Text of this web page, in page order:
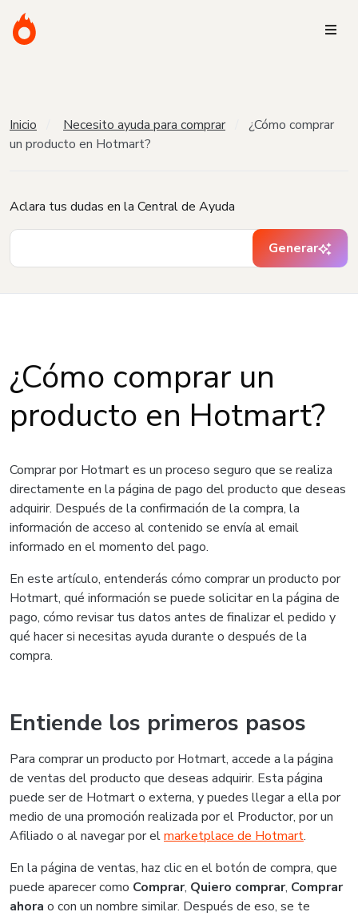
Inicio Necesito ayuda para comprar
¿Cómo comprar
un producto en Hotmart?
Aclara tus dudas en la Central de Ayuda
Generar
¿Cómo comprar un
producto en Hotmart?
Comprar por Hotmart es un proceso seguro que se realiza
directamente en la página de pago del producto que deseas
adquirir. Después de la confirmación de la compra, la
información de acceso al contenido se envía al email
informado en el momento del pago.
En este artículo, entenderás cómo comprar un producto por
Hotmart, qué información se puede solicitar en la página de
pago, cómo revisar tus datos antes de finalizar el pedido y
qué hacer si necesitas ayuda durante o después de la
compra.
Entiende los primeros pasos
Para comprar un producto por Hotmart, accede a la página
de ventas del producto que deseas adquirir. Esta página
puede ser de Hotmart o externa, y puedes llegar a ella por
medio de una promoción realizada por el Productor, por un
Afiliado o al navegar por elmarketplace de Hotmart.
En la página de ventas, haz clic en el botón de compra, que
puede aparecer como Comprar, Quiero comprar, Comprar
ahora o con un nombre similar. Después de eso, se te